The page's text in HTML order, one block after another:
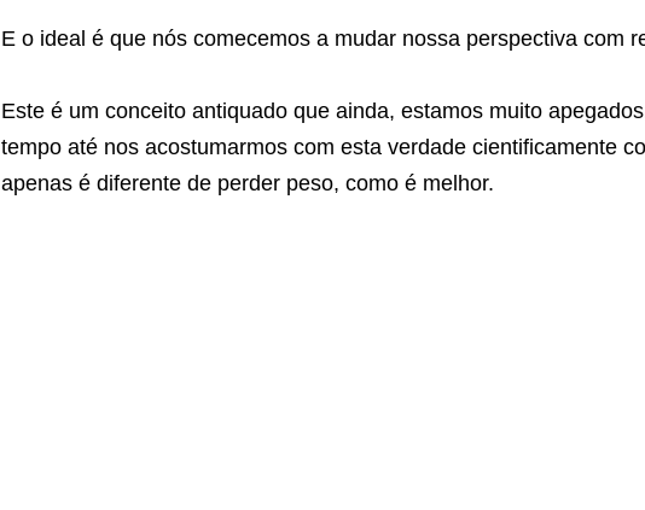
E o ideal é que nós comecemos a mudar nossa perspectiva com
Este é um conceito antiquado que ainda, estamos muito
tempo até nos acostumarmos com esta verdade cientificamente
apenas é diferente de perder peso, como é melhor.